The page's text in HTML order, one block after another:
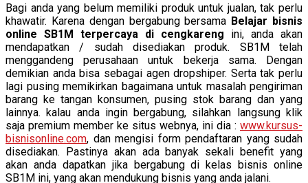
Bagi anda yang belum memiliki produk untuk jualan, tak perlu
khawatir. Karena dengan bergabung bersama Belajar bisnis
online SB1M terpercaya di cengkareng ini, anda akan
mendapatkan / sudah disediakan produk. SB1M telah
menggandeng perusahaan untuk bekerja sama. Dengan
demikian anda bisa sebagai agen dropshiper. Serta tak perlu
lagi pusing memikirkan bagaimana untuk masalah pengiriman
barang ke tangan konsumen, pusing stok barang dan yang
lainnya. kalau anda ingin bergabung, silahkan langsung klik
saja premium member ke situs webnya, ini dia : www.kursus-
bisnisonline.com, dan mengisi form pendaftaran yang sudah
disediakan. Pastinya akan ada banyak sekali benefit yang
akan anda dapatkan jika bergabung di kelas bisnis online
SB1M ini, yang akan mendukung bisnis yang anda jalani.